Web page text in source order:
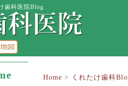
歯科医院Blog
Home > くれたけ歯科